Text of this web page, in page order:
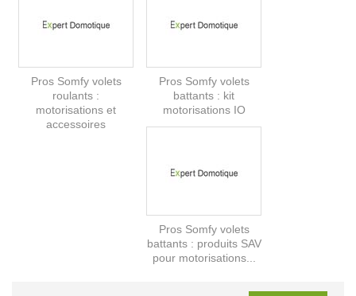
Pros Somfy volets
roulants :
motorisations et
accessoires
Pros Somfy volets
battants : kit
motorisations IO
Pros Somfy volets
battants : produits SAV
pour motorisations...